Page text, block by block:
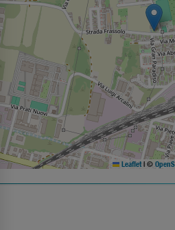
Leaflet | ©